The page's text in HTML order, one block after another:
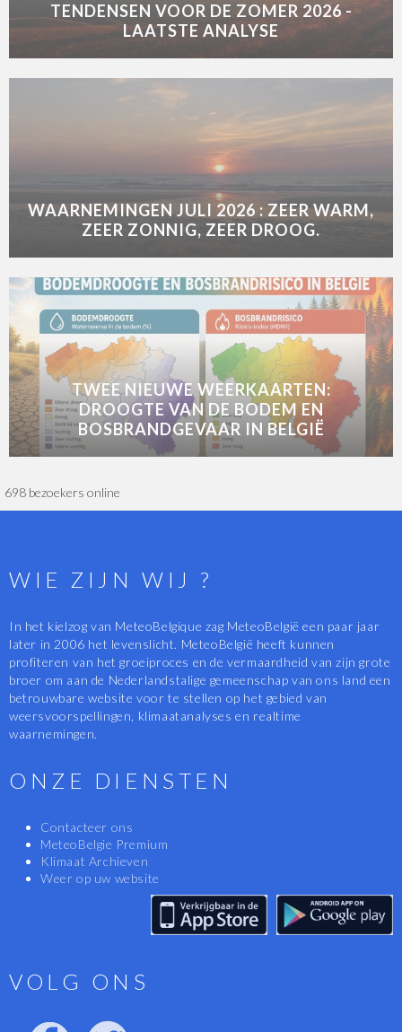
TENDENSEN VOOR DE ZOMER 2026 -
LAATSTE ANALYSE
WAARNEMINGEN JULI 2026 : ZEER WARM,
ZEER ZONNIG, ZEER DROOG.
TWEE NIEUWE WEERKAARTEN:
DROOGTE VAN DE BODEM EN
BOSBRANDGEVAAR IN BELGIË
698 bezoekers online
WIE ZIJN WIJ ?
In het kielzog van MeteoBelgique zag MeteoBelgië een paar jaar
later in 2006 het levenslicht. MeteoBelgië heeft kunnen
profiteren van het groeiproces en de vermaardheid van zijn grote
broer om aan de Nederlandstalige gemeenschap van ons land een
betrouwbare website voor te stellen op het gebied van
weersvoorspellingen, klimaatanalyses en realtime
waarnemingen.
ONZE DIENSTEN
Contacteer ons
MeteoBelgie Premium
Klimaat Archieven
Weer op uw website
VOLG ONS